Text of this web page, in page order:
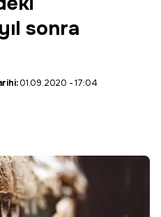
sonra
01.09.2020 - 17:04